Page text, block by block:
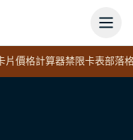
片價格計算器禁限卡表部落